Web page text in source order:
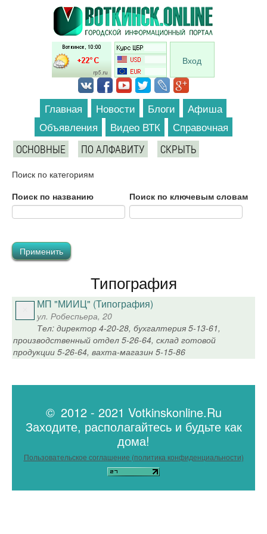
Перейти к основному содержанию
Вход
Главная Новости Блоги
Афиша
Объявления
Видео ВТК Справочная
ОСНОВНЫЕ ПО АЛФАВИТУ СКРЫТЬ
Поиск по категориям
Поиск по названию
Поиск по ключевым словам
Типография
МП "МИИЦ" (Типография)
ул. Робеспьера, 20
Тел: директор 4-20-28, бухгалтерия 5-13-61,
производственный отдел 5-26-64, склад готовой
продукции 5-26-64, вахта-магазин 5-15-86
© 2012 - 2021 Votkinskonline.Ru
Заходите, располагайтесь и будьте как
дома!
Пользовательское соглашение (политика конфиденциальности)